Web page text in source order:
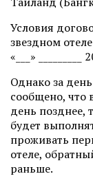
Условия
звездном отеле
«___» _________
Однако за
сообщено, что
день позднее,
будет
проживать
отеле,
раньше.